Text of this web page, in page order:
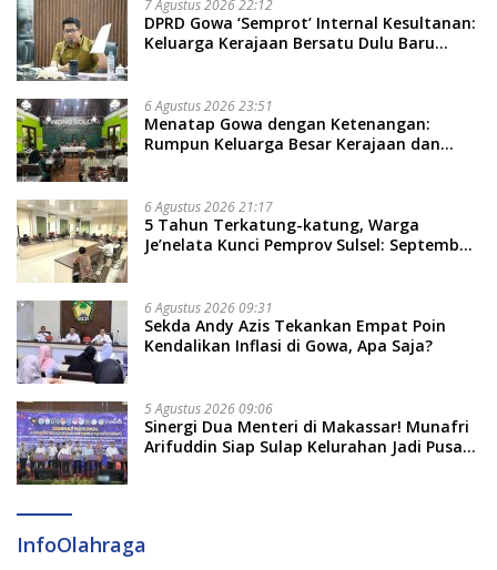
7 Agustus 2026 22:12
DPRD Gowa ‘Semprot’ Internal Kesultanan:
Keluarga Kerajaan Bersatu Dulu Baru
6 Agustus 2026 23:51
Menatap Gowa dengan Ketenangan:
Rumpun Keluarga Besar Kerajaan dan
Soal Adat dan Adab
6 Agustus 2026 21:17
5 Tahun Terkatung-katung, Warga
Je’nelata Kunci Pemprov Sulsel: September
6 Agustus 2026 09:31
Sekda Andy Azis Tekankan Empat Poin
Kendalikan Inflasi di Gowa, Apa Saja?
5 Agustus 2026 09:06
Sinergi Dua Menteri di Makassar! Munafri
Arifuddin Siap Sulap Kelurahan Jadi Pusat
InfoOlahraga